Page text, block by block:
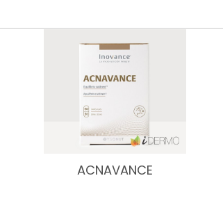
ACNAVANCE